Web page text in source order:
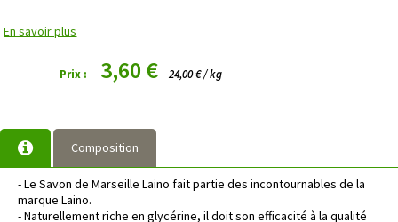
En savoir plus
Prix : 3,60 € 24,00 € / kg
Composition
- Le Savon de Marseille Laino fait partie des incontournables de la
marque Laino.
- Naturellement riche en glycérine, il doit son efficacité à la qualité